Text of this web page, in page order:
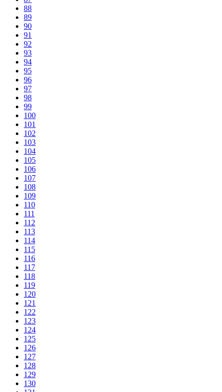
88
89
90
91
92
93
94
95
96
97
98
99
100
101
102
103
104
105
106
107
108
109
110
111
112
113
114
115
116
117
118
119
120
121
122
123
124
125
126
127
128
129
130